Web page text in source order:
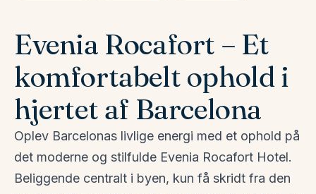
Evenia Rocafort – Et
komfortabelt ophold i
hjertet af Barcelona
Oplev Barcelonas livlige energi med et ophold på
det moderne og stilfulde Evenia Rocafort Hotel.
Beliggende centralt i byen, kun få skridt fra den